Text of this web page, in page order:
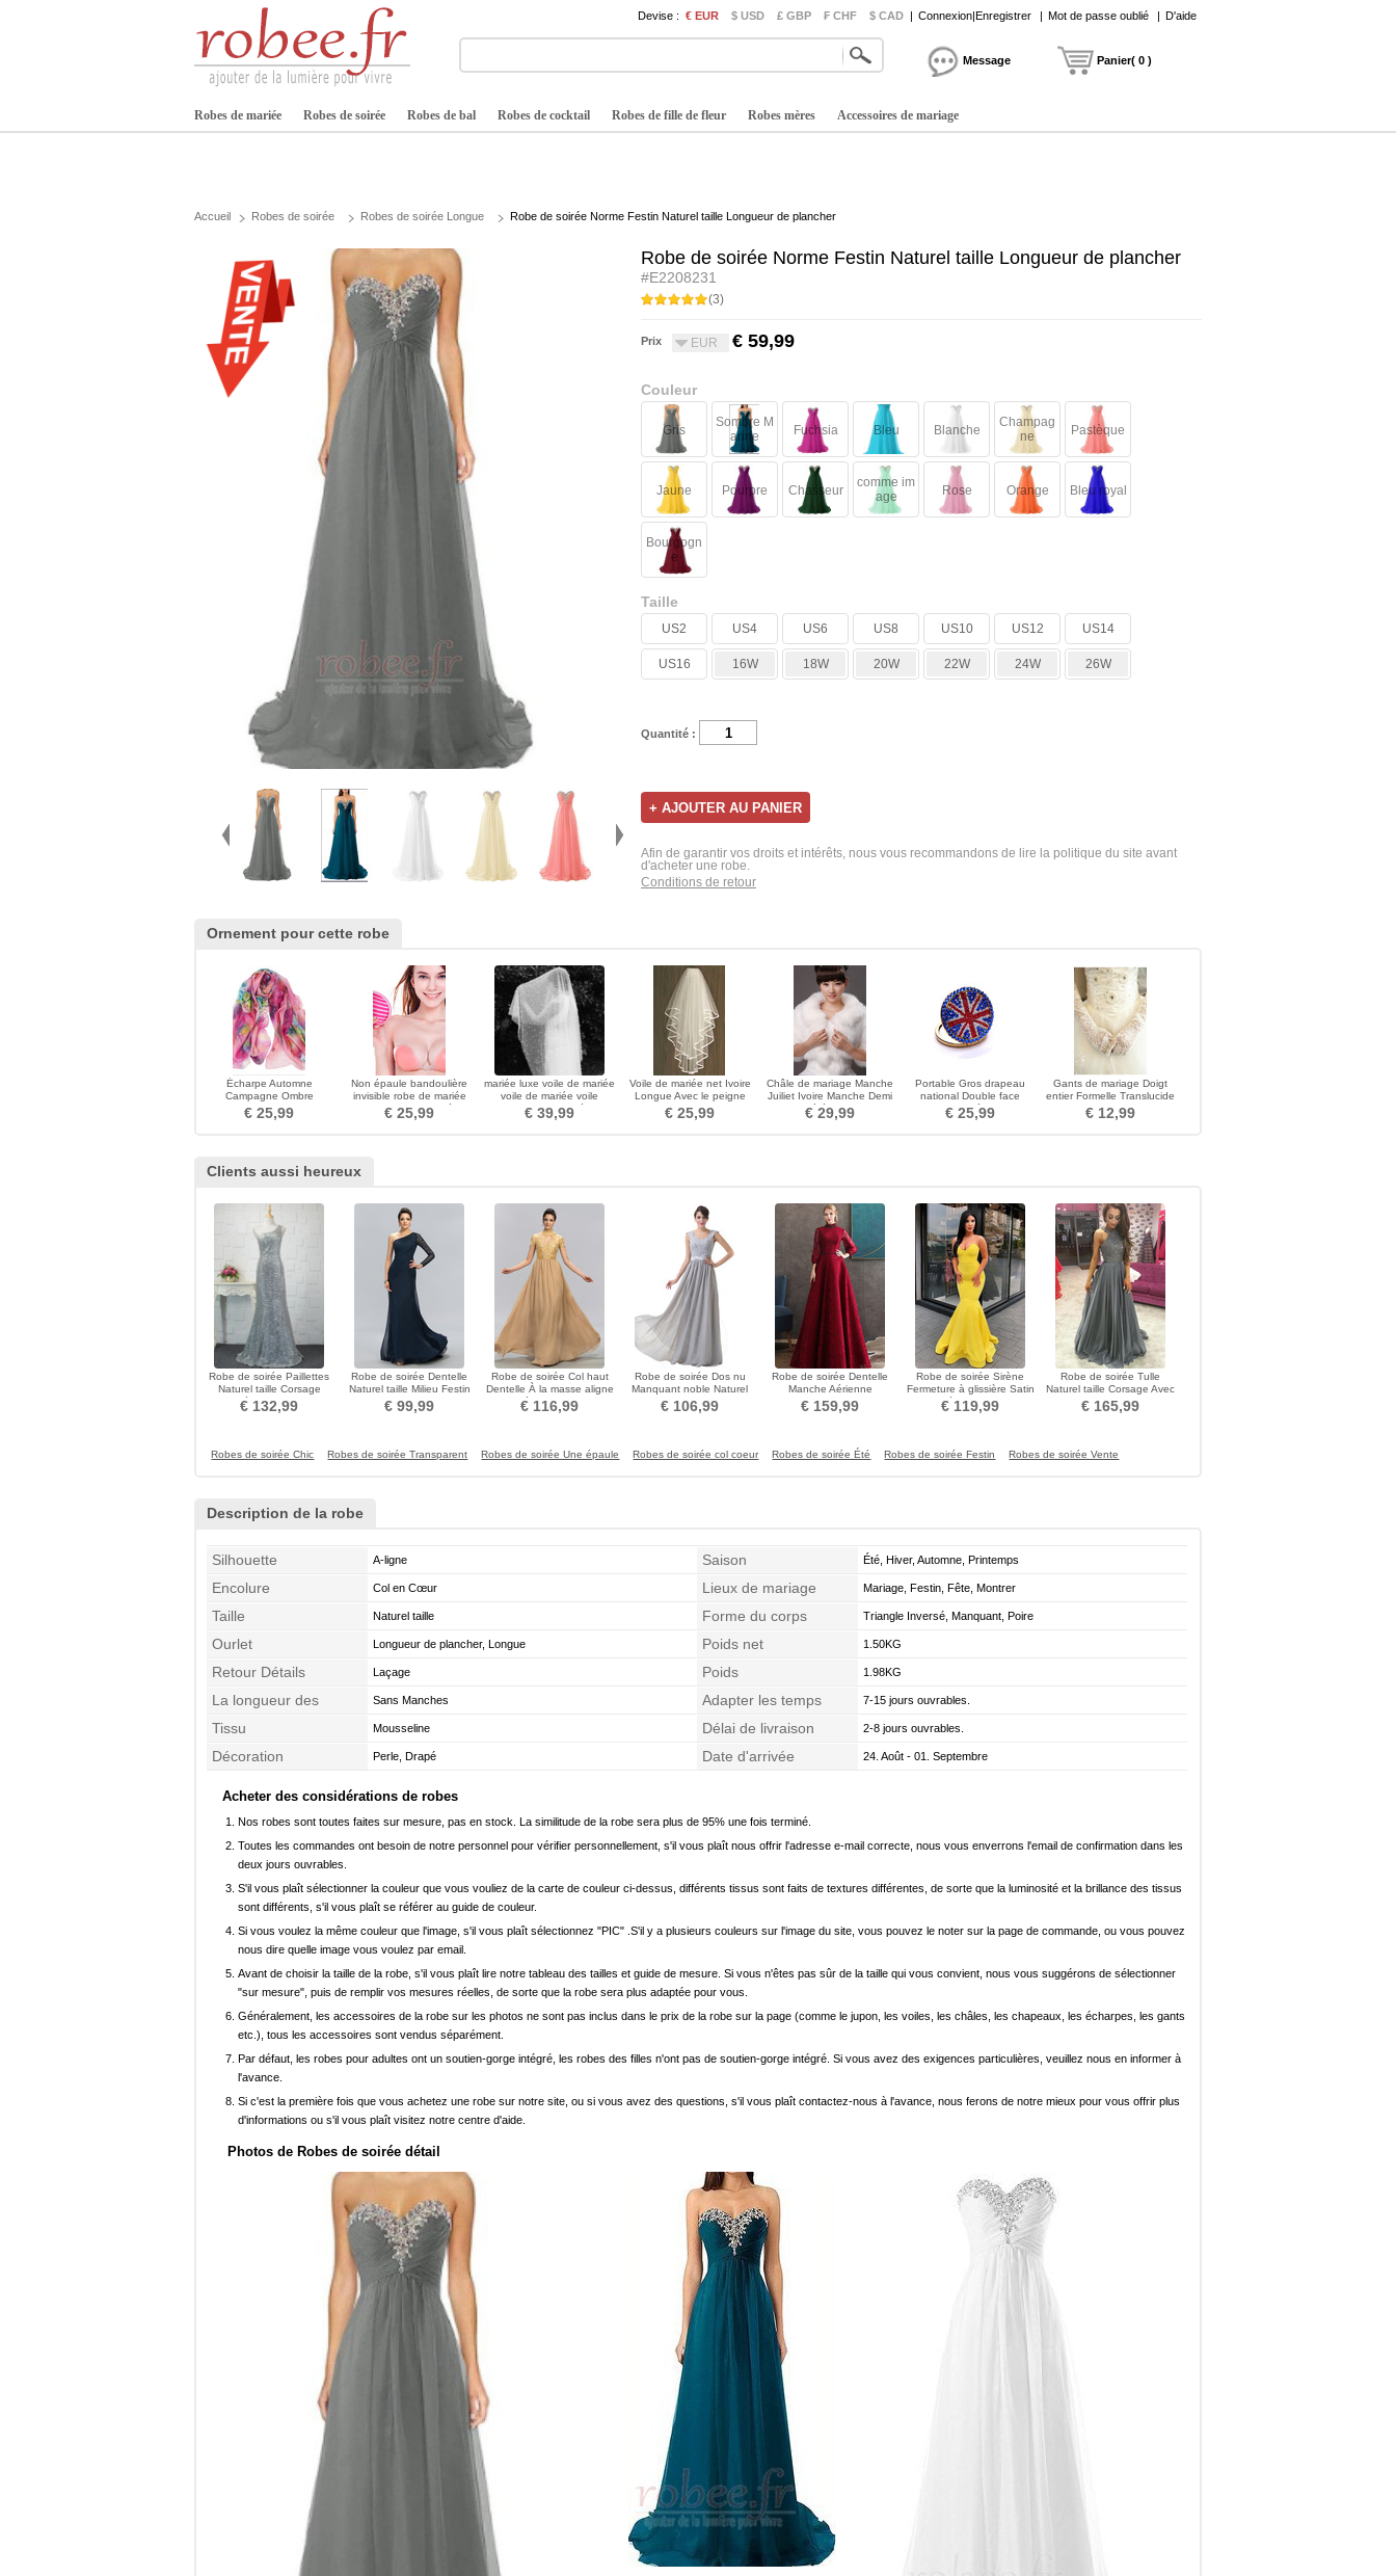
Devise : € EUR $ USD £ GBP ₣ CHF $ CAD | Connexion|Enregistrer | Mot de passe oublié | D'aide
Message Panier( 0 )
Robes de mariée Robes de soirée Robes de bal Robes de cocktail Robes de fille de fleur Robes mères Accessoires de mariage
Accueil Robes de soirée Robes de soirée Longue Robe de soirée Norme Festin Naturel taille Longueur de plancher
Robe de soirée Norme Festin Naturel taille Longueur de plancher
#E2208231
(3)
Prix EUR € 59,99
Couleur
Gris
Sombre M
arine
Fuchsia Bleu Blanche
Champag
ne
Pastèque
Jaune Pourpre Chasseur
comme im
age
Rose Orange Bleu royal
Bourgogn
e
Taille
US2 US4 US6 US8 US10 US12 US14
US16 16W 18W 20W 22W 24W 26W
Quantité :
Afin de garantir vos droits et intérêts, nous vous recommandons de lire la politique du site avant
d'acheter une robe.
Conditions de retour
Ornement pour cette robe
Écharpe Automne
Campagne Ombre
impression De longueur
moyenne
€ 25,99
Non épaule bandoulière
invisible robe de mariée
nager soutien-gorge épais
€ 25,99
mariée luxe voile de mariée
voile de mariée voile
accessoires de mariée voile
€ 39,99
Voile de mariée net Ivoire
Longue Avec le peigne
Printemps Mariage
€ 25,99
Châle de mariage Manche
Juiliet Ivoire Manche Demi
Cérémonie
€ 29,99
Portable Gros drapeau
national Double face
diamant incrusté M mot petit
miroir et peigne
€ 25,99
Gants de mariage Doigt
entier Formelle Translucide
Automne Longue
€ 12,99
Clients aussi heureux
Robe de soirée Paillettes
Naturel taille Corsage
Pailleté Sans Manches
€ 132,99
Robe de soirée Dentelle
Naturel taille Milieu Festin
Moderne
€ 99,99
Robe de soirée Col haut
Dentelle À la masse aligne
Décalcomanie
€ 116,99
Robe de soirée Dos nu
Manquant noble Naturel
taille Dentelle
€ 106,99
Robe de soirée Dentelle
Manche Aérienne
Manquant A-ligne Printemps
€ 159,99
Robe de soirée Sirène
Fermeture à glissière Satin
Drapé Col en Cœur
€ 119,99
Robe de soirée Tulle
Naturel taille Corsage Avec
Bijoux Sans Manches
€ 165,99
Robes de soirée Chic Robes de soirée Transparent Robes de soirée Une épaule Robes de soirée col coeur Robes de soirée Été Robes de soirée Festin Robes de soirée Vente
Description de la robe
Silhouette A-ligne Saison Été, Hiver, Automne, Printemps
Encolure Col en Cœur Lieux de mariage Mariage, Festin, Fête, Montrer
Taille Naturel taille Forme du corps Triangle Inversé, Manquant, Poire
Ourlet Longueur de plancher, Longue Poids net 1.50KG
Retour Détails Laçage Poids 1.98KG
La longueur des
manches
Sans Manches Adapter les temps 7-15 jours ouvrables.
Tissu Mousseline Délai de livraison 2-8 jours ouvrables.
Décoration Perle, Drapé Date d'arrivée 24. Août - 01. Septembre
Acheter des considérations de robes
Nos robes sont toutes faites sur mesure, pas en stock. La similitude de la robe sera plus de 95% une fois terminé.
Toutes les commandes ont besoin de notre personnel pour vérifier personnellement, s'il vous plaît nous offrir l'adresse e-mail correcte, nous vous enverrons l'email de confirmation dans les
deux jours ouvrables.
S'il vous plaît sélectionner la couleur que vous vouliez de la carte de couleur ci-dessus, différents tissus sont faits de textures différentes, de sorte que la luminosité et la brillance des tissus
sont différents, s'il vous plaît se référer au guide de couleur.
Si vous voulez la même couleur que l'image, s'il vous plaît sélectionnez "PIC" .S'il y a plusieurs couleurs sur l'image du site, vous pouvez le noter sur la page de commande, ou vous pouvez
nous dire quelle image vous voulez par email.
Avant de choisir la taille de la robe, s'il vous plaît lire notre tableau des tailles et guide de mesure. Si vous n'êtes pas sûr de la taille qui vous convient, nous vous suggérons de sélectionner
"sur mesure", puis de remplir vos mesures réelles, de sorte que la robe sera plus adaptée pour vous.
Généralement, les accessoires de la robe sur les photos ne sont pas inclus dans le prix de la robe sur la page (comme le jupon, les voiles, les châles, les chapeaux, les écharpes, les gants
etc.), tous les accessoires sont vendus séparément.
Par défaut, les robes pour adultes ont un soutien-gorge intégré, les robes des filles n'ont pas de soutien-gorge intégré. Si vous avez des exigences particulières, veuillez nous en informer à
l'avance.
Si c'est la première fois que vous achetez une robe sur notre site, ou si vous avez des questions, s'il vous plaît contactez-nous à l'avance, nous ferons de notre mieux pour vous offrir plus
d'informations ou s'il vous plaît visitez notre centre d'aide.
Photos de Robes de soirée détail